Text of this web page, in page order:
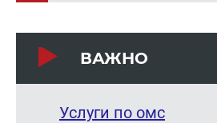
ВАЖНО
Услуги по омс